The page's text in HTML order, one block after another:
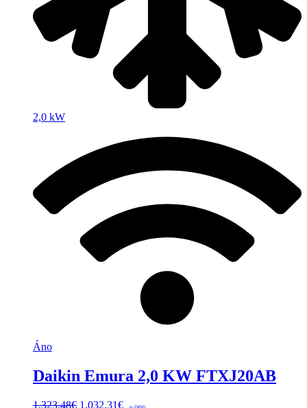
2,0 kW
Áno
Daikin Emura 2,0 KW FTXJ20AB
1,323.48€ Pôvodná
1,032.31€Aktuálna